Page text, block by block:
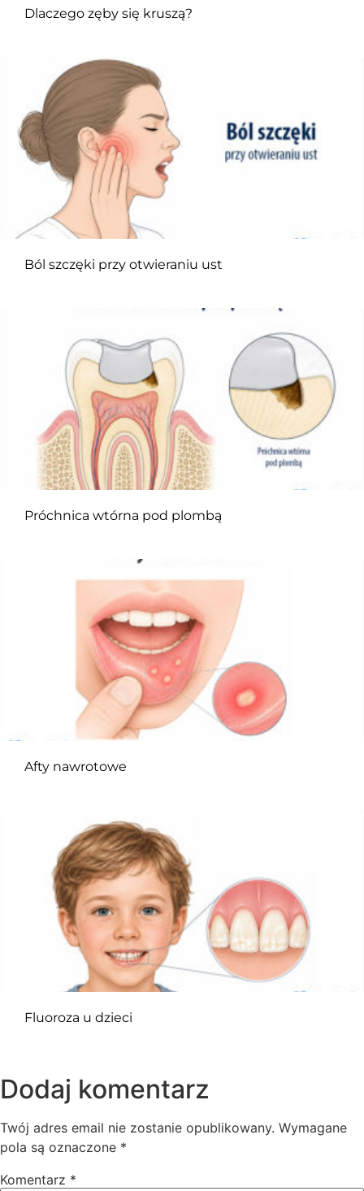
Dlaczego zęby się kruszą?
Ból szczęki przy otwieraniu ust
Próchnica wtórna pod plombą
Afty nawrotowe
Fluoroza u dzieci
Dodaj komentarz
Twój adres email nie zostanie opublikowany. Wymagane
pola są oznaczone *
Komentarz *